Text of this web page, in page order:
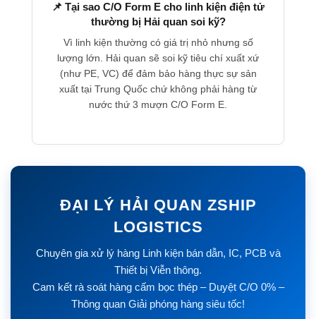
📌 Tại sao C/O Form E cho linh kiện điện tử
thường bị Hải quan soi kỹ?
Vì linh kiện thường có giá trị nhỏ nhưng số
lượng lớn. Hải quan sẽ soi kỹ tiêu chí xuất xứ
(như PE, VC) để đảm bảo hàng thực sự sản
xuất tại Trung Quốc chứ không phải hàng từ
nước thứ 3 mượn C/O Form E.
ĐẠI LÝ HẢI QUAN ZSHIP
LOGISTICS
Chuyên gia xử lý hàng Linh kiện bán dẫn, IC, PCB và
Thiết bị Viễn thông.
Cam kết rà soát hàng cấm bọc thép – Duyệt C/O 0% –
Thông quan Giải phóng hàng siêu tốc!